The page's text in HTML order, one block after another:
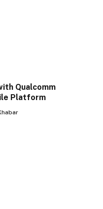
Qualcomm
Platform